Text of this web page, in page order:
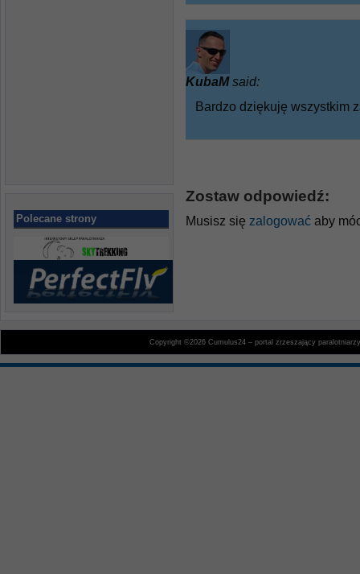
Polecane strony
KubaMsaid:
Bardzo dziękuję wszystkim
Zostaw odpowiedź:
Musisz się zalogować aby
Copyright ©2026 Cumulus24 – portal zrzeszający